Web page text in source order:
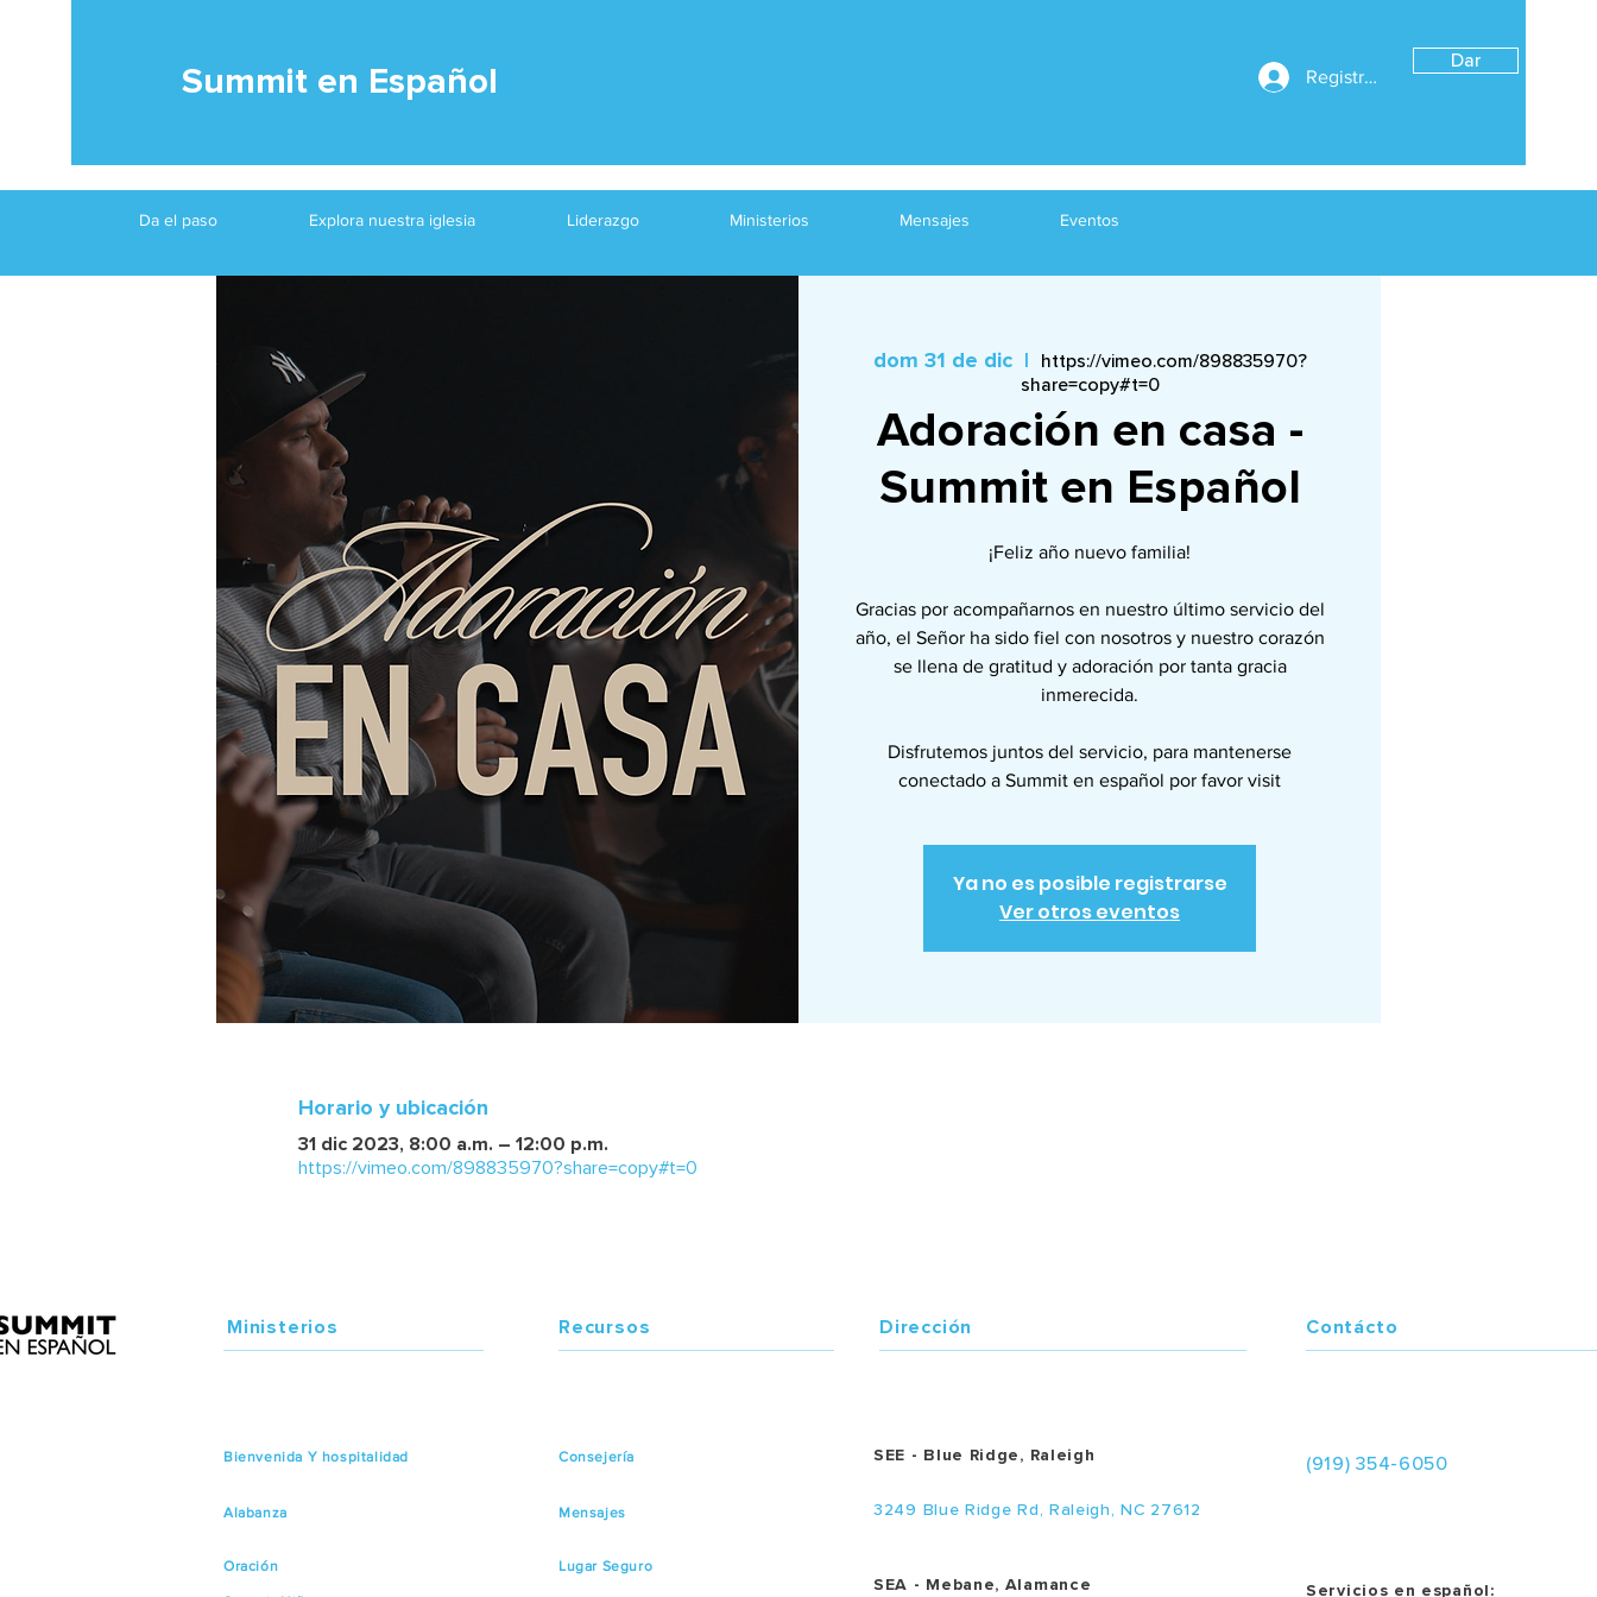
Summit en Español Registrarse
Dar
Da el paso Explora nuestra iglesia Liderazgo Ministerios Mensajes Eventos
dom 31 de dic
  |
https://vimeo.com/898835970?
share=copy#t=0
Adoración en casa -
Summit en Español
¡Feliz año nuevo familia!
Gracias por acompañarnos en nuestro último servicio del
año, el Señor ha sido fiel con nosotros y nuestro corazón
se llena de gratitud y adoración por tanta gracia
inmerecida.
Disfrutemos juntos del servicio, para mantenerse
conectado a Summit en español por favor visit
Ya no es posible registrarse
Ver otros eventos
Horario y ubicación
31 dic 2023, 8:00 a.m. – 12:00 p.m.
https://vimeo.com/898835970?share=copy#t=0
Ministerios Recursos Dirección Contácto
Bienvenida Y hospitalidad Consejería
Alabanza Mensajes
SEE - Blue Ridge, Raleigh
3249 Blue Ridge Rd, Raleigh, NC 27612
(919) 354-6050
Oración Lugar Seguro
SEA - Mebane, Alamance Servicios en español: